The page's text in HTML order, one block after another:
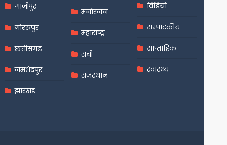
गाजीपुर
गोरखपुर
छत्तीसगढ़
जमशेदपुर
झारखंड
मनोरंजन
महाराष्ट्र
रांची
राजस्थान
विडियो
सम्पादकीय
साप्ताहिक
स्वास्थ्य